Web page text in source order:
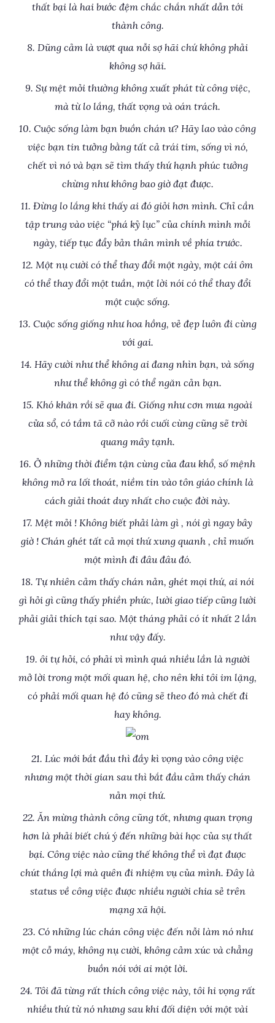
thất bại là hai bước đệm chắc chắn nhất dẫn tới
thành công.
8. Dũng cảm là vượt qua nỗi sợ hãi chứ không phải
không sợ hãi.
9. Sự mệt mỏi thường không xuất phát từ công việc,
mà từ lo lắng, thất vọng và oán trách.
10. Cuộc sống làm bạn buồn chán ư? Hãy lao vào công
việc bạn tin tưởng bằng tất cả trái tim, sống vì nó,
chết vì nó và bạn sẽ tìm thấy thứ hạnh phúc tưởng
chừng như không bao giờ đạt được.
11. Đừng lo lắng khi thấy ai đó giỏi hơn mình. Chỉ cần
tập trung vào việc “phá kỷ lục” của chính mình mỗi
ngày, tiếp tục đẩy bản thân mình về phía trước.
12. Một nụ cười có thể thay đổi một ngày, một cái ôm
có thể thay đổi một tuần, một lời nói có thể thay đổi
một cuộc sống.
13. Cuộc sống giống như hoa hồng, vẻ đẹp luôn đi cùng
với gai.
14. Hãy cười như thể không ai đang nhìn bạn, và sống
như thể không gì có thể ngăn cản bạn.
15. Khó khăn rồi sẽ qua đi. Giống như cơn mưa ngoài
cửa sổ, có tầm tã cỡ nào rồi cuối cùng cũng sẽ trời
quang mây tạnh.
16. Ở những thời điểm tận cùng của đau khổ, số mệnh
không mở ra lối thoát, niềm tin vào tôn giáo chính là
cách giải thoát duy nhất cho cuộc đời này.
17. Mệt mỏi ! Không biết phải làm gì , nói gì ngay bây
giờ ! Chán ghét tất cả mọi thứ xung quanh , chỉ muốn
một mình đi đâu đâu đó.
18. Tự nhiên cảm thấy chán nản, ghét mọi thứ, ai nói
gì hỏi gì cũng thấy phiền phức, lười giao tiếp cũng lười
phải giải thích tại sao. Một tháng phải có ít nhất 2 lần
như vậy đấy.
19. ôi tự hỏi, có phải vì mình quá nhiều lần là người
mở lời trong một mối quan hệ, cho nên khi tôi im lặng,
có phải mối quan hệ đó cũng sẽ theo đó mà chết đi
hay không.
21. Lúc mới bắt đầu thì đầy kì vọng vào công việc
nhưng một thời gian sau thì bắt đầu cảm thấy chán
nản mọi thứ.
22. Ăn mừng thành công cũng tốt, nhưng quan trọng
hơn là phải biết chú ý đến những bài học của sự thất
bại. Công việc nào cũng thế không thể vì đạt được
chút thắng lợi mà quên đi nhiệm vụ của mình. Đây là
status về công việc được nhiều người chia sẻ trên
mạng xã hội.
23. Có những lúc chán công việc đến nỗi làm nó như
một cỗ máy, không nụ cười, không cảm xúc và chẳng
buồn nói với ai một lời.
24. Tôi đã từng rất thích công việc này, tôi hi vọng rất
nhiều thứ từ nó nhưng sau khi đối diện với một vài